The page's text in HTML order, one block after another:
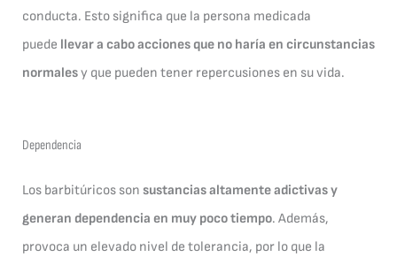
conducta. Esto significa que la persona medicada
puede llevar a cabo acciones que no haría en circunstancias
normalesy que pueden tener repercusiones en su vida.
Dependencia
Los barbitúricos son sustancias altamente adictivas y
generan dependencia en muy poco tiempo. Además,
provoca un elevado nivel de tolerancia, por lo que la